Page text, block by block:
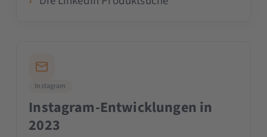
Instagram
Instagram-Entwicklungen in
2023